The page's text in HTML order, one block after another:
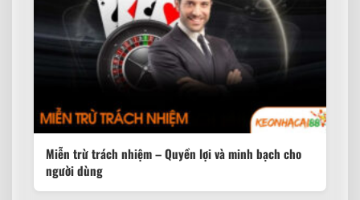
Miễn trừ trách nhiệm – Quyền lợi và minh bạch cho
người dùng